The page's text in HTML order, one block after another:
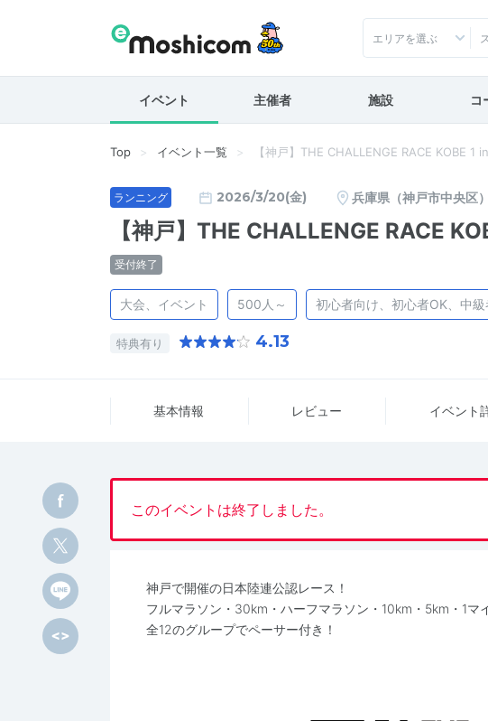
エリアを選ぶ
イベント 主催者 施設 コ
Top イベント一覧 【神戸】THE CHALLENGE RACE KOBE 1
ランニング 2026/3/20(金) 兵庫県（神戸市中央区）
【神戸】THE CHALLENGE RACE
受付終了
大会、イベント 500人～ 初心者向け、初心者OK、中
特典有り 4.13
基本情報 レビュー イベント
このイベントは終了しました。
神戸で開催の日本陸連公認レース！
フルマラソン・30km・ハーフマラソン・10km・5km・1マ
全12のグループでペーサー付き！